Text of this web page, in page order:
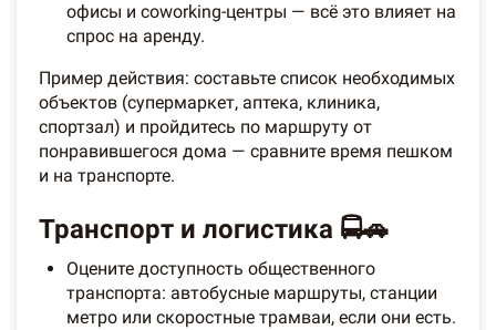
офисы и coworking-центры — всё это влияет на
спрос на аренду.
Пример действия: составьте список необходимых
объектов (супермаркет, аптека, клиника,
спортзал) и пройдитесь по маршруту от
понравившегося дома — сравните время пешком
и на транспорте.
Транспорт и логистика 🚍🚗
Оцените доступность общественного
транспорта: автобусные маршруты, станции
метро или скоростные трамваи, если они есть.